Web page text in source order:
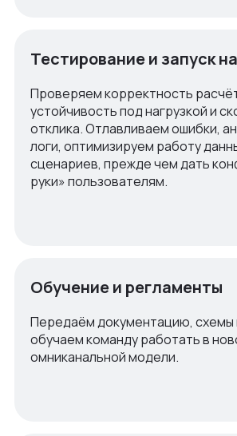
Тестирование и запуск
Проверяем корректность
устойчивость под нагрузкой и
отклика. Отлавливаем ошибки,
логи, оптимизируем работу
сценариев, прежде чем дать
руки» пользователям.
Обучение и регламенты
Передаём документацию, схемы
обучаем команду работать в
омниканальной модели.